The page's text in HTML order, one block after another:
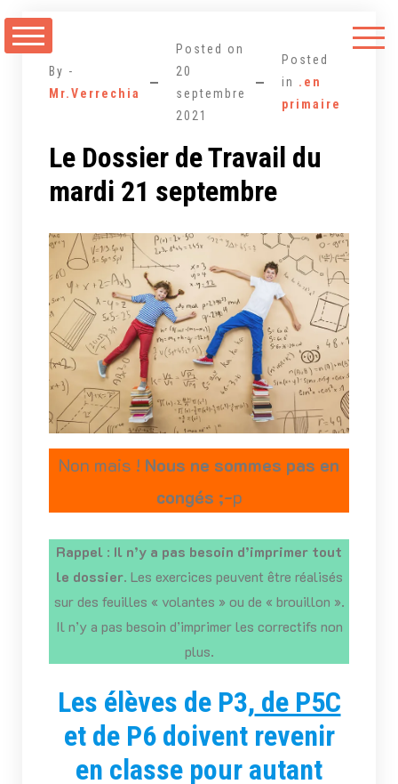
au
By -
Mr.Verrechia
Posted on
20
septembre
2021
Posted
in .en
primaire
Le Dossier de Travail du
mardi 21 septembre
Non mais ! Nous ne sommes pas en
congés ;-p
Rappel : Il n’y a pas besoin d’imprimer tout
le dossier. Les exercices peuvent être réalisés
sur des feuilles « volantes » ou de « brouillon ».
Il n’y a pas besoin d’imprimer les correctifs non
plus.
Les élèves de P3, de P5C
et de P6 doivent revenir
en classe pour autant